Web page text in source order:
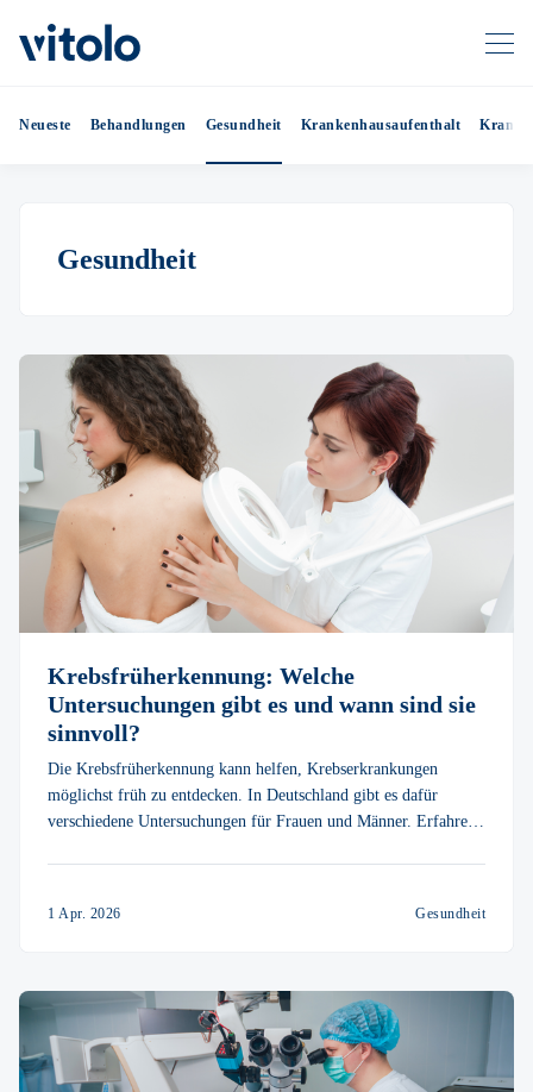
Neueste Behandlungen Gesundheit Krankenhausaufenthalt
Gesundheit
Krebsfrüherkennung: Welche
Untersuchungen gibt es und wann sind sie
sinnvoll?
Die Krebsfrüherkennung kann helfen, Krebserkrankungen
möglichst früh zu entdecken. In Deutschland gibt es dafür
verschiedene Untersuchungen für Frauen und Männer. Erfahren
1 Apr. 2026 Gesundheit